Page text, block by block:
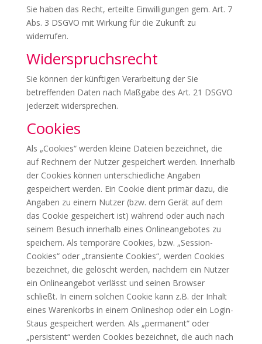
Sie haben das Recht, erteilte Einwilligungen gem. Art. 7
Abs. 3 DSGVO mit Wirkung für die Zukunft zu
widerrufen.
Widerspruchsrecht
Sie können der künftigen Verarbeitung der Sie
betreffenden Daten nach Maßgabe des Art. 21 DSGVO
jederzeit widersprechen.
Cookies
Als „Cookies“ werden kleine Dateien bezeichnet, die
auf Rechnern der Nutzer gespeichert werden. Innerhalb
der Cookies können unterschiedliche Angaben
gespeichert werden. Ein Cookie dient primär dazu, die
Angaben zu einem Nutzer (bzw. dem Gerät auf dem
das Cookie gespeichert ist) während oder auch nach
seinem Besuch innerhalb eines Onlineangebotes zu
speichern. Als temporäre Cookies, bzw. „Session-
Cookies“ oder „transiente Cookies“, werden Cookies
bezeichnet, die gelöscht werden, nachdem ein Nutzer
ein Onlineangebot verlässt und seinen Browser
schließt. In einem solchen Cookie kann z.B. der Inhalt
eines Warenkorbs in einem Onlineshop oder ein Login-
Staus gespeichert werden. Als „permanent“ oder
„persistent“ werden Cookies bezeichnet, die auch nach